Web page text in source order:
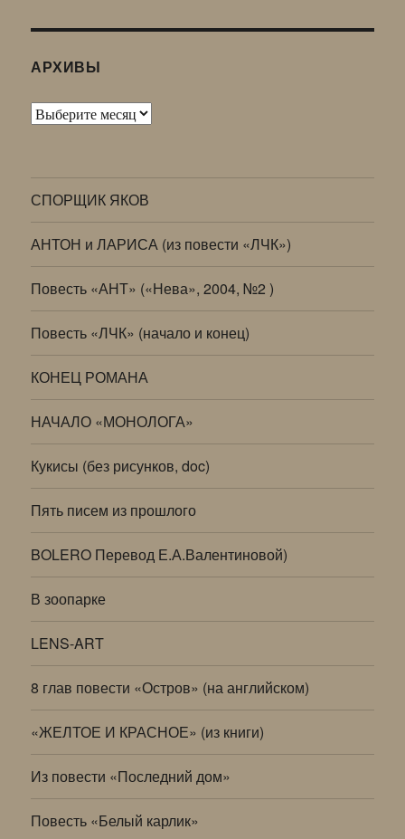
АРХИВЫ
Архивы
СПОРЩИК ЯКОВ
АНТОН и ЛАРИСА (из повести «ЛЧК»)
Повесть «АНТ» («Нева», 2004, №2 )
Повесть «ЛЧК» (начало и конец)
КОНЕЦ РОМАНА
НАЧАЛО «МОНОЛОГА»
Кукисы (без рисунков, doc)
Пять писем из прошлого
BOLERO Перевод Е.А.Валентиновой)
В зоопарке
LENS-ART
8 глав повести «Остров» (на английском)
«ЖЕЛТОЕ И КРАСНОЕ» (из книги)
Из повести «Последний дом»
Повесть «Белый карлик»